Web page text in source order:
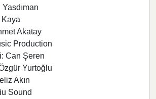
Kaya
Akatay
Production
Can Şeren
Yurtoğlu
Akın
Sound